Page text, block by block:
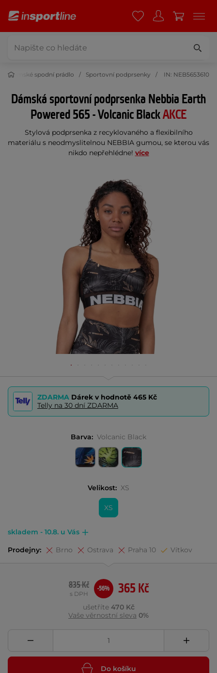
Dámské spodní prádlo Sportovní podprsenky IN: NEB5653610
Dámská sportovní podprsenka Nebbia Earth
Powered 565 - Volcanic BlackAKCE
Stylová podprsenka z recyklovaného a flexibilního
materiálu s neodmyslitelnou NEBBIA gumou, se kterou vás
nikdo nepřehlédne! více
ZDARMA Dárek v hodnotě 465 Kč
Telly na 30 dní ZDARMA
Barva: Volcanic Black
Velikost: XS
XS
skladem - 10.8. u Vás
Prodejny: Brno Ostrava Praha 10 Vítkov
365 Kč
835 Kč
s DPH
-56%
ušetříte 470 Kč
Vaše věrnostní sleva 0%
Do košíku